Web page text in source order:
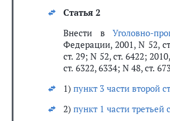
Статья 2
Внести в Уголовно-
Федерации, 2001, N 52,
ст. 29; N 52, ст. 6422;
ст. 6322, 6334; N 48, ст.
1) пункт 3 части второй
2) пункт 1 части третьей